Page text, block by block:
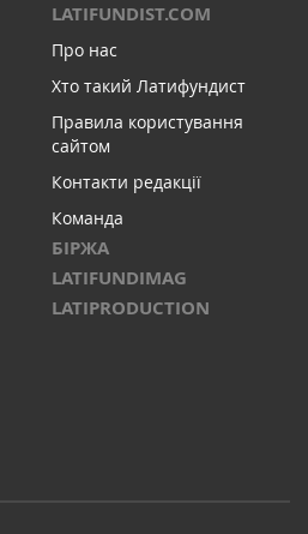
LATIFUNDIST.COM
Про нас
Хто такий Латифундист
Правила користування
сайтом
Контакти редакції
Команда
БІРЖА
LATIFUNDIMAG
LATIPRODUCTION